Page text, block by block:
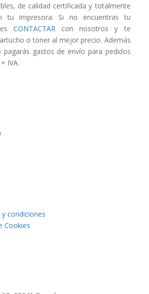
de calidad certificada y totalmente
tu impresora. Si no encuentras tu
CONTACTARcon nosotros y te
o toner al mejor precio. Además
gastos de envío para pedidos
IVA.
condiciones
Cookies